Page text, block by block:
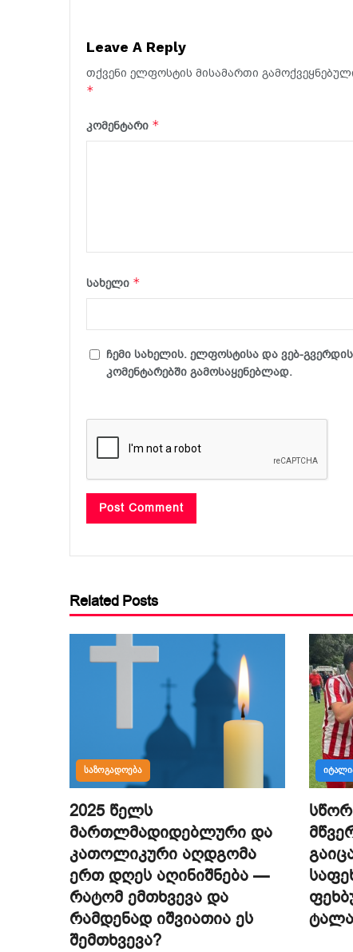
Leave A Reply
თქვენი ელფოსტის მისამართი
*
კომენტარი *
სახელი *
ჩემი სახელის. ელფოსტისა და ვებ-
კომენტარებში გამოსაყენებლად.
Related Posts
ᲡᲐᲖᲝᲒᲐᲓᲝᲔᲑᲐ
2025 წელს
მართლმადიდებლური და
კათოლიკური აღდგომა
ერთ დღეს აღინიშნება —
რატომ ემთხვევა და
რამდენად იშვიათია ეს
შემთხვევა?